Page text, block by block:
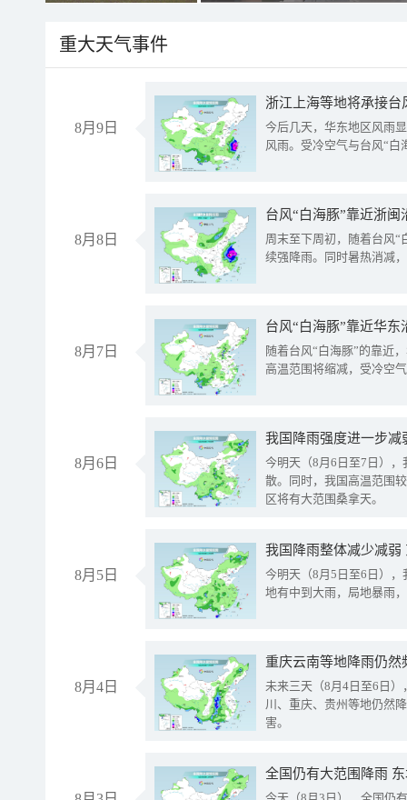
重大天气事件
8月9日
浙江上海等地将承接台
今后几天，华东地区风雨
风雨。受冷空气与台风“白
8月8日
台风“白海豚”靠近浙
周末至下周初，随着台风“
续强降雨。同时暑热消减
8月7日
台风“白海豚”靠近华
随着台风“白海豚”的靠近
高温范围将缩减，受冷空
8月6日
今明天（8月6日至7日）
散。同时，我国高温范围
区将有大范围桑拿天。
8月5日
我国降雨整体减少减弱
今明天（8月5日至6日）
地有中到大雨，局地暴雨
8月4日
重庆云南等地降雨仍然
未来三天（8月4日至6日
川、重庆、贵州等地仍然
害。
全国仍有大范围降雨